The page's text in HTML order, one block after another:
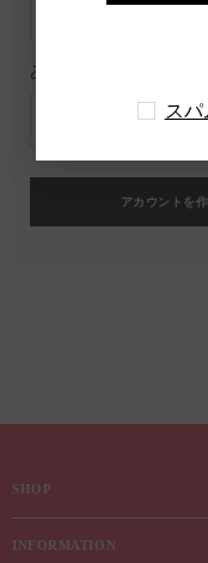
あなたのパスワード
SHOP
INFORMATION
スパ